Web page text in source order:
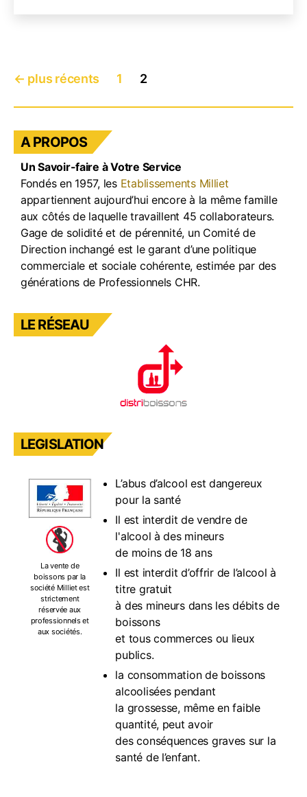
Pagination
des
publications
← plus récents 1 2
A PROPOS
Un Savoir-faire à Votre Service
Fondés en 1957, les Etablissements Milliet
appartiennent aujourd’hui encore à la même famille
aux côtés de laquelle travaillent 45 collaborateurs.
Gage de solidité et de pérennité, un Comité de
Direction inchangé est le garant d’une politique
commerciale et sociale cohérente, estimée par des
générations de Professionnels CHR.
LE RÉSEAU
LEGISLATION
La vente de
boissons par la
société Milliet est
strictement
réservée aux
professionnels et
aux sociétés.
L’abus d’alcool est dangereux
pour la santé
Il est interdit de vendre de
l'alcool à des mineurs
de moins de 18 ans
Il est interdit d’offrir de l’alcool à
titre gratuit
à des mineurs dans les débits de
boissons
et tous commerces ou lieux
publics.
la consommation de boissons
alcoolisées pendant
la grossesse, même en faible
quantité, peut avoir
des conséquences graves sur la
santé de l’enfant.